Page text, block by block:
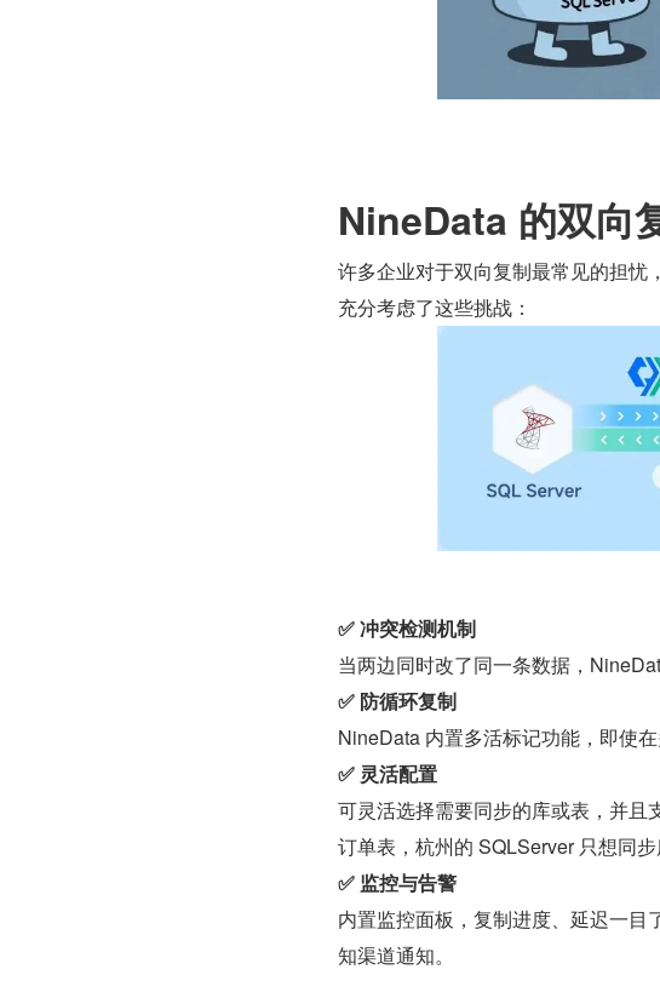
NineData 的双向
许多企业对于双向复制最常见的担
充分考虑了这些挑战：
✅ 冲突检测机制
当两边同时改了同一条数据，
✅ 防循环复制
NineData 内置多活标记功能，即使
✅ 灵活配置
可灵活选择需要同步的库或表，并且
订单表，杭州的 SQLServer 只想同
✅ 监控与告警
内置监控面板，复制进度、延迟一
知渠道通知。